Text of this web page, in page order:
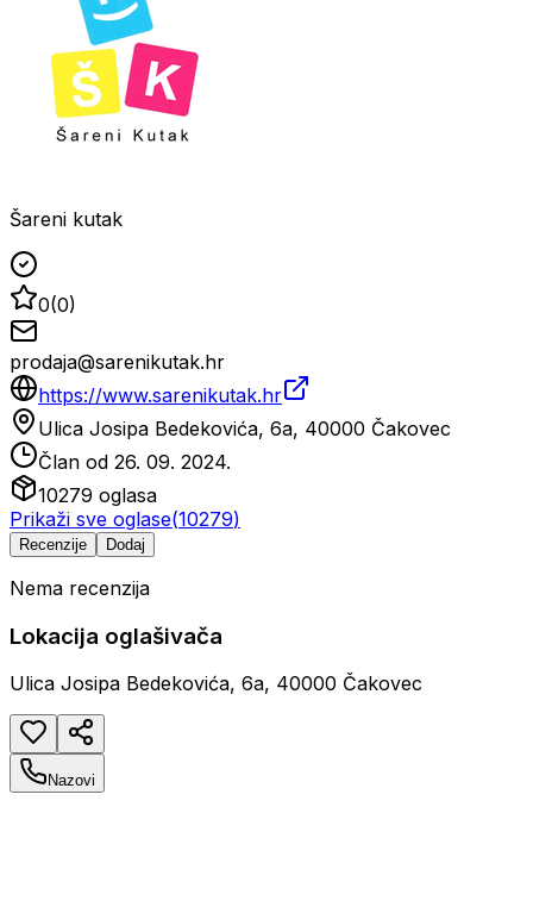
Šareni kutak
0(0)
prodaja@sarenikutak.hr
https://www.sarenikutak.hr
Ulica Josipa Bedekovića, 6a, 40000 Čakovec
Član od 26. 09. 2024.
10279 oglasa
Prikaži sve oglase(10279)
Recenzije Dodaj
Nema recenzija
Lokacija oglašivača
Ulica Josipa Bedekovića, 6a, 40000 Čakovec
Nazovi